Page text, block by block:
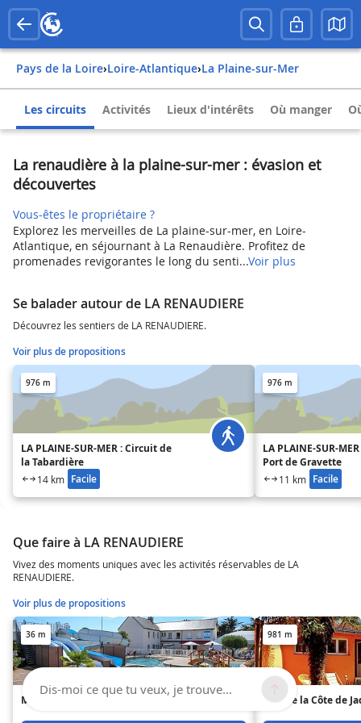
Pays de la Loire› Loire-Atlantique› La Plaine-sur-Mer
Les circuits Activités Lieux d'intérêts Où manger
La renaudière à la plaine-sur-mer : évasion et
découvertes
Vous-êtes le propriétaire ?
Explorez les merveilles de La plaine-sur-mer, en Loire-
Atlantique, en séjournant à La Renaudière. Profitez de
promenades revigorantes le long du senti...Voir plus
Se balader autour de LA RENAUDIERE
Découvrez les sentiers de LA RENAUDIERE.
Voir plus de propositions
976 m
LA PLAINE-SUR-MER : Circuit de
la Tabardière
14 km Facile
976 m
LA PLAINE-SUR-
Port de Gravette
11 km Facile
Que faire à LA RENAUDIERE
Vivez des moments uniques avec les activités réservables de LA
RENAUDIERE.
Voir plus de propositions
36 m
Mirabel La Renaudière
981 m
Gîte de la Côte de
Dis-moi ce que tu veux, je trouve...